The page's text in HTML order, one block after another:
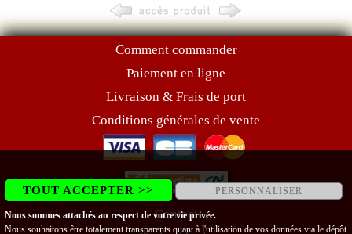
Comment commander
Paiement en ligne
Livraison & Frais de port
Conditions générales de vente
Contact
TOUT ACCEPTER >> PERSONNALISER
Nous sommes attachés au respect de votre vie privée.
Nous souhaitons être totalement transparents quant à l'utilisation de vos données via le dépôt